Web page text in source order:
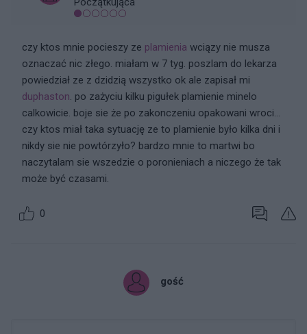
czy ktos mnie pocieszy ze plamienia wciązy nie musza
oznaczać nic złego. miałam w 7 tyg. poszlam do lekarza
powiedział ze z dzidzią wszystko ok ale zapisał mi
duphaston. po zażyciu kilku pigułek plamienie minelo
calkowicie. boje sie że po zakonczeniu opakowani wroci...
czy ktos miał taka sytuację ze to plamienie było kilka dni i
nikdy sie nie powtórzyło? bardzo mnie to martwi bo
naczytalam sie wszedzie o poronieniach a niczego że tak
może być czasami.
0
gość